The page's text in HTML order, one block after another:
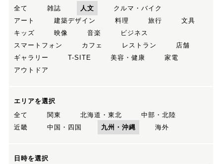
全て
雑誌 人文
クルマ・バイク
アート
建築デザイン 料理 旅行
文具
キッズ
映像 音楽
ビジネス
スマートフォン
カフェ レストラン
店舗
ギャラリー
T-SITE 美容・健康
家電
アウトドア
エリアを選択
全て
関東 北海道・東北
中部・北陸
近畿
中国・四国 九州・沖縄 海外
日時を選択